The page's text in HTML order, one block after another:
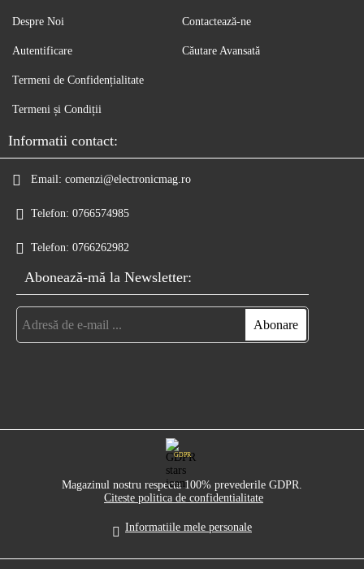
Despre Noi
Autentificare
Contactează-ne
Căutare Avansată
Termeni de Confidențialitate
Termeni și Condiții
Informatii contact:
Email: comenzi@electronicmag.ro
Telefon: 0766574985
Telefon: 0766262982
Abonează-mă la Newsletter:
GDPR
Magazinul nostru respecta 100% prevederile GDPR.
Citeste politica de confidentialitate
Informatiile mele personale